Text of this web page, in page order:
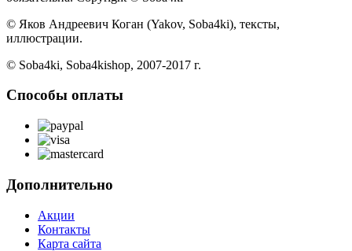
© Яков Андреевич Коган (Yakov, Soba4ki), тексты,
иллюстрации.
© Soba4ki, Soba4kishop, 2007-2017 г.
Способы оплаты
Дополнительно
Акции
Контакты
Карта сайта